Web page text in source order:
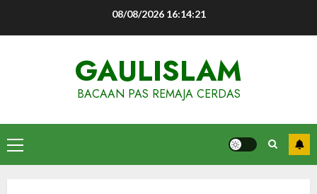
08/08/2026 16:14:22
GAULISLAM
BACAAN PAS REMAJA CERDAS
Primary
Menu